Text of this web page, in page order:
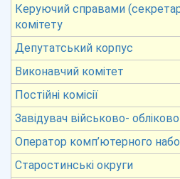
Керуючий справами
комітету
Депутатський корпус
Виконавчий комітет
Постійні комісії
Завідувач військово-
Оператор комп’ютерного
Старостинські округи